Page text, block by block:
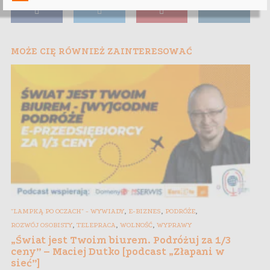
MOŻE CIĘ RÓWNIEŻ ZAINTERESOWAĆ
"LAMPKĄ PO OCZACH" - WYWIADY, E-BIZNES, PODRÓŻE,
ROZWÓJ OSOBISTY, TELEPRACA, WOLNOŚĆ, WYPRAWY
„Świat jest Twoim biurem. Podróżuj za 1/3
ceny” – Maciej Dutko [podcast „Złapani w
sieć”]